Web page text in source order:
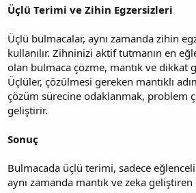
Üçlü Terimi ve Zihin Egzersizleri
Üçlü bulmacalar, aynı zamanda zihin
kullanılır. Zihninizi aktif tutmanın en
olan bulmaca çözme, mantık ve dikkat
Üçlüler, çözülmesi gereken mantıklı
çözüm sürecine odaklanmak, problem
geliştirir.
Sonuç
Bulmacada üçlü terimi, sadece
aynı zamanda mantık ve zeka